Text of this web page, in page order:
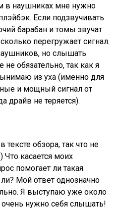
в наушниках мне нужно
Если подзвучивать
барабан и томы звучат
перегружает сигнал.
но слышать
обязательно, так как я
из уха (именно для
и мощный сигнал от
драйв не теряется).
обзора, так что не
Что касается моих
помогает ли такая
Мой ответ однозначно
Я выступаю уже около
очень нужно себя слышать!